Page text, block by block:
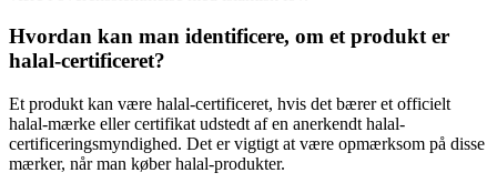
Hvordan kan man identificere, om et produkt er
halal-certificeret?
Et produkt kan være halal-certificeret, hvis det bærer et officielt
halal-mærke eller certifikat udstedt af en anerkendt halal-
certificeringsmyndighed. Det er vigtigt at være opmærksom på disse
mærker, når man køber halal-produkter.